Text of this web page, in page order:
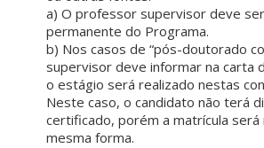
a) O professor supervisor deve
permanente do Programa.
b) Nos casos de “pós-doutorado
supervisor deve informar na carta
o estágio será realizado nestas
Neste caso, o candidato não terá
certificado, porém a matrícula será
mesma forma.